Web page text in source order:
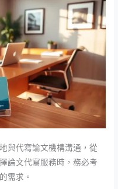
與代寫論文機構溝通，從
論文代寫服務時，務必考
需求。